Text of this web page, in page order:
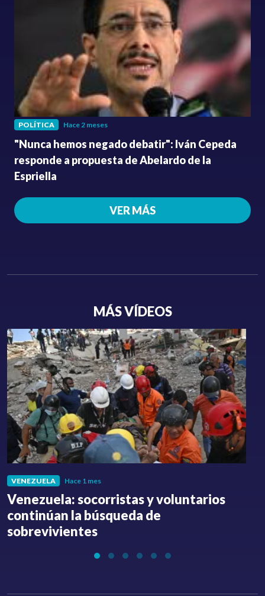
POLÍTICA Hace 2 meses
"Nunca hemos negado debatir": Iván Cepeda
responde a propuesta de Abelardo de la
Espriella
VER MÁS
MÁS VÍDEOS
VENEZUELA Hace 1 mes
Venezuela: socorristas y voluntarios
continúan la búsqueda de
sobrevivientes